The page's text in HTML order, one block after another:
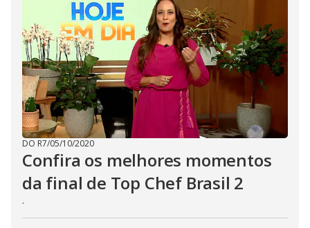
DO R7/05/10/2020
Confira os melhores momentos
da final de Top Chef Brasil 2
.